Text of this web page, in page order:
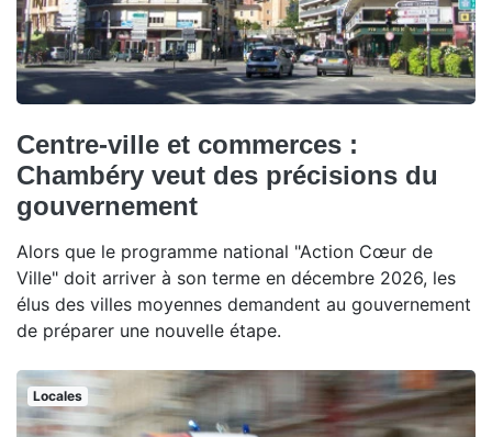
Centre-ville et commerces :
Chambéry veut des précisions du
gouvernement
Alors que le programme national "Action Cœur de
Ville" doit arriver à son terme en décembre 2026, les
élus des villes moyennes demandent au gouvernement
de préparer une nouvelle étape.
Locales